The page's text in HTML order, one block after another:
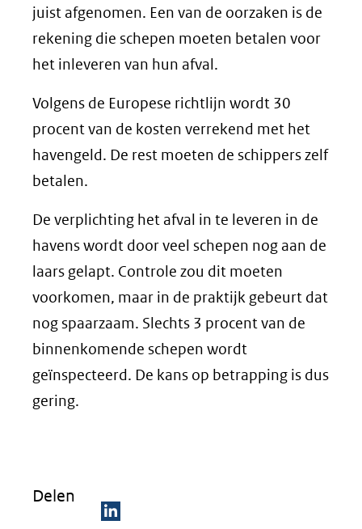
juist afgenomen. Een van de oorzaken is de
rekening die schepen moeten betalen voor
het inleveren van hun afval.
Volgens de Europese richtlijn wordt 30
procent van de kosten verrekend met het
havengeld. De rest moeten de schippers zelf
betalen.
De verplichting het afval in te leveren in de
havens wordt door veel schepen nog aan de
laars gelapt. Controle zou dit moeten
voorkomen, maar in de praktijk gebeurt dat
nog spaarzaam. Slechts 3 procent van de
binnenkomende schepen wordt
geïnspecteerd. De kans op betrapping is dus
gering.
Delen